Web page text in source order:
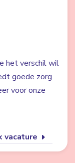
het verschil wil
goede zorg
voor onze
vacature